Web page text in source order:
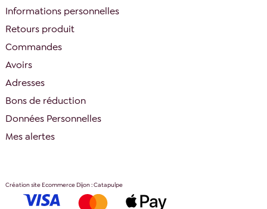
Informations personnelles
Retours produit
Commandes
Avoirs
Adresses
Bons de réduction
Données Personnelles
Mes alertes
Création site Ecommerce Dijon : Catapulpe